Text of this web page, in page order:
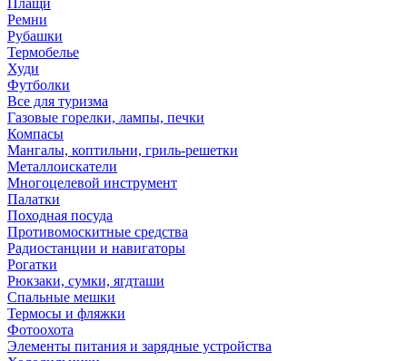
Плащи
Ремни
Рубашки
Термобелье
Худи
Футболки
Все для туризма
Газовые горелки, лампы, печки
Компасы
Мангалы, коптильни, гриль-решетки
Металлоискатели
Многоцелевой инструмент
Палатки
Походная посуда
Противомоскитные средства
Радиостанции и навигаторы
Рогатки
Рюкзаки, сумки, ягдташи
Спальные мешки
Термосы и фляжки
Фотоохота
Элементы питания и зарядные устройства